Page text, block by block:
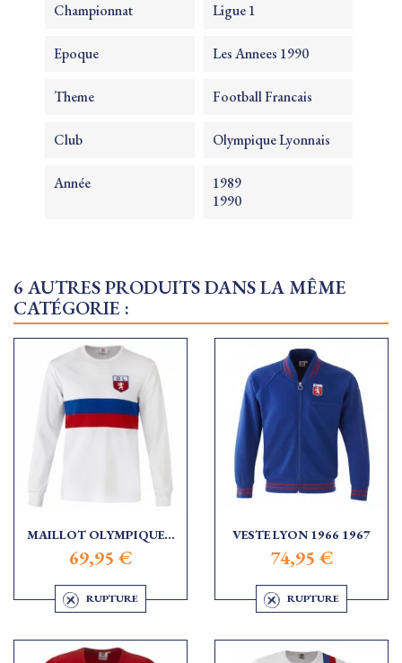
Championnat Ligue 1
Epoque Les Annees 1990
Theme Football Francais
Club Olympique Lyonnais
Année
1989
1990
6 AUTRES PRODUITS DANS LA MÊME
CATÉGORIE :
MAILLOT OLYMPIQUE...
69,95 €
RUPTURE
VESTE LYON 1966 1967
74,95 €
RUPTURE